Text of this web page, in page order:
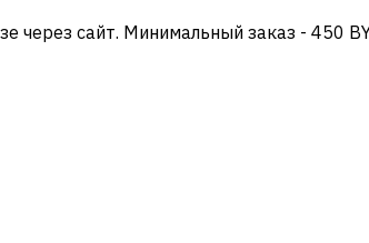
через сайт. Минимальный заказ - 450